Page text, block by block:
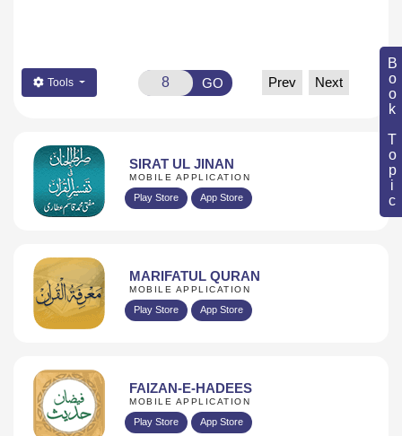
Book Topic
Tools GO Prev Next
SIRAT UL JINAN
MOBILE APPLICATION
Play Store App Store
MARIFATUL QURAN
MOBILE APPLICATION
Play Store App Store
FAIZAN-E-HADEES
MOBILE APPLICATION
Play Store App Store